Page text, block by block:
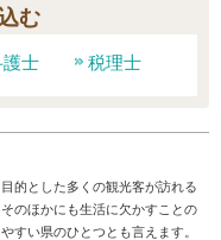
む
護士 税理士
的とした多くの観光客が訪れる
のほかにも生活に欠かすことの
すい県のひとつとも言えます。